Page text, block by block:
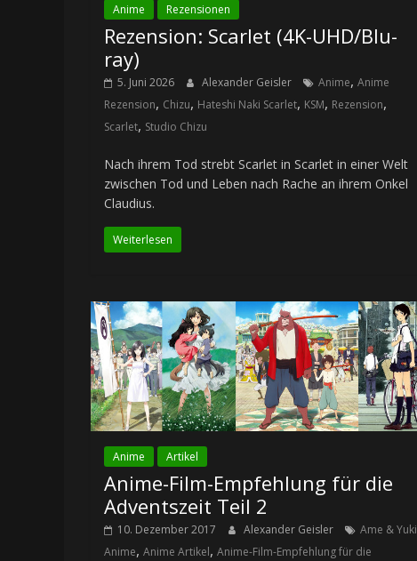
Anime Rezensionen
Rezension: Scarlet (4K-UHD/Blu-
ray)
5. Juni 2026 Alexander Geisler Anime, Anime
Rezension, Chizu, Hateshi Naki Scarlet, KSM, Rezension,
Scarlet, Studio Chizu
Nach ihrem Tod strebt Scarlet in Scarlet in einer Welt
zwischen Tod und Leben nach Rache an ihrem Onkel
Claudius.
Weiterlesen
Anime Artikel
Anime-Film-Empfehlung für die
Adventszeit Teil 2
10. Dezember 2017 Alexander Geisler Ame & Yuki
Anime, Anime Artikel, Anime-Film-Empfehlung für die